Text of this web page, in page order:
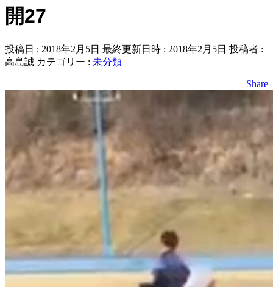
開27
投稿日 : 2018年2月5日 最終更新日時 : 2018年2月5日 投稿者 :
高島誠 カテゴリー : 未分類
Share